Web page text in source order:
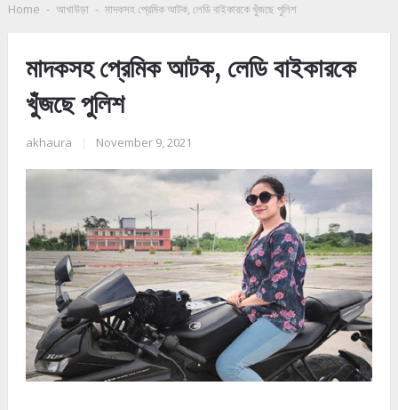
Home - আখাউড়া - মাদকসহ প্রেমিক আটক, লেডি বাইকারকে খুঁজছে পুলিশ
মাদকসহ প্রেমিক আটক, লেডি বাইকারকে
খুঁজছে পুলিশ
akhaura November 9, 2021